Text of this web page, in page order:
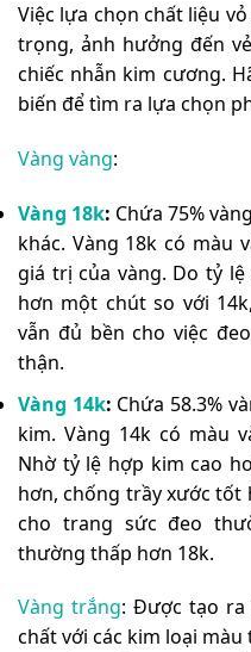
Việc lựa chọn chất liệu
trọng, ảnh hưởng đến
chiếc nhẫn kim cương.
biến để tìm ra lựa chọn
Vàng vàng:
Vàng 18k: Chứa 75%
khác. Vàng 18k có màu
giá trị của vàng. Do tỷ
hơn một chút so với
vẫn đủ bền cho việc
thận.
Vàng 14k: Chứa 58.3%
kim. Vàng 14k có màu
Nhờ tỷ lệ hợp kim cao
hơn, chống trầy xước tốt
cho trang sức đeo
thường thấp hơn 18k.
Vàng trắng: Được tạo ra
chất với các kim loại